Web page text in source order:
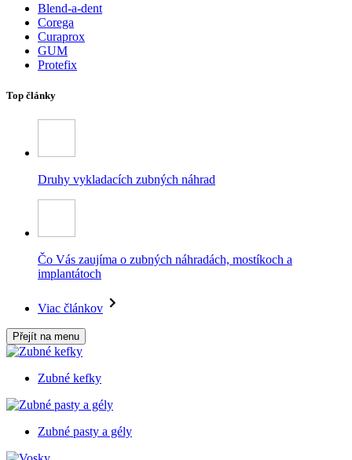
Blend-a-dent
Corega
Curaprox
GUM
Protefix
Top články
Druhy vykladacích zubných náhrad
Čo Vás zaujíma o zubných náhradách, mostíkoch a
implantátoch
Viac článkov
Přejít na menu
Zubné kefky
Zubné pasty a gély